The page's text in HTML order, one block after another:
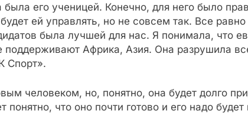
его ученицей. Конечно, для него было
ей управлять, но не совсем так. Все
была лучшей для нас. Я понимала, что
Африка, Азия. Она разрушила
Спорт».
человеком, но, понятно, она будет долго
что оно почти готово и его надо